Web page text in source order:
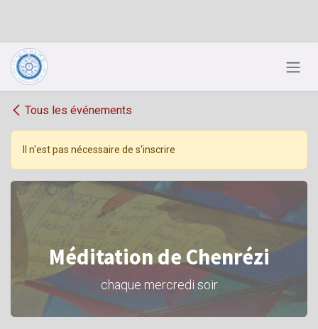
Se rendre au contenu
Tous les événements
Il n'est pas nécessaire de s'inscrire
Méditation de Chenrézi
chaque mercredi soir